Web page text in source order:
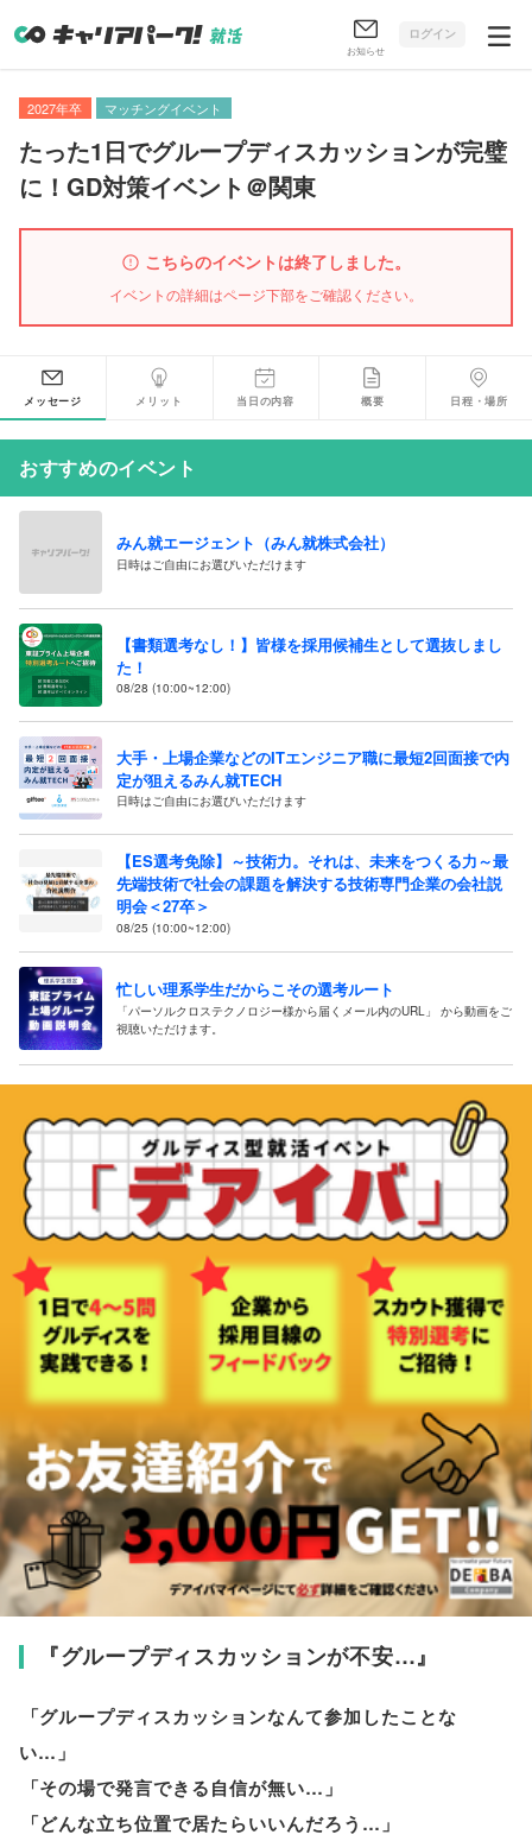
お知らせ
ログイン
2027年卒 マッチングイベント
たった1日でグループディスカッションが完璧
に！GD対策イベント＠関東
こちらのイベントは終了しました。
イベントの詳細はページ下部をご確認ください。
メッセージ メリット 当日の内容 概要 日程・場所
おすすめのイベント
みん就エージェント（みん就株式会社）
日時はご自由にお選びいただけます
【書類選考なし！】皆様を採用候補生として選抜しまし
た！
08/28 (10:00~12:00)
大手・上場企業などのITエンジニア職に最短2回面接で内
定が狙えるみん就TECH
日時はご自由にお選びいただけます
【ES選考免除】～技術力。それは、未来をつくる力～最
先端技術で社会の課題を解決する技術専門企業の会社説
明会＜27卒＞
08/25 (10:00~12:00)
忙しい理系学生だからこその選考ルート
「パーソルクロステクノロジー様から届くメール内のURL」 から動画をご
視聴いただけます。
『グループディスカッションが不安…』
「グループディスカッションなんて参加したことな
い… 」
「その場で発言できる自信が無い… 」
「どんな立ち位置で居たらいいんだろう… 」